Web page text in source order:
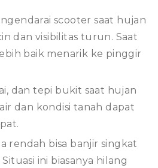
scooter saat hujan
dan visibilitas turun. Saat
baik menarik ke pinggir
dan tepi bukit saat hujan
dan kondisi tanah dapat
rendah bisa banjir singkat
ini biasanya hilang